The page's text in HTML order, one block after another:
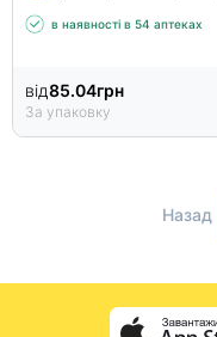
в наявності в 54 аптеках
від85.04грн
За упаковку
Назад